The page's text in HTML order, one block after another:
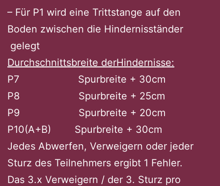
– Für P1 wird eine Trittstange auf den
Boden zwischen die Hindernisständer
gelegt
Durchschnittsbreite derHindernisse:
P7 Spurbreite + 30cm
P8 Spurbreite + 25cm
P9 Spurbreite + 20cm
P10(A+B) Spurbreite + 30cm
Jedes Abwerfen, Verweigern oder jeder
Sturz des Teilnehmers ergibt 1 Fehler.
Das 3.x Verweigern / der 3. Sturz pro